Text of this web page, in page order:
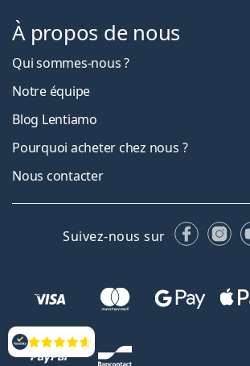
Évaluation
À propos de nous
Qui sommes-nous ?
Notre équipe
Blog Lentiamo
Pourquoi acheter chez nous ?
Nous contacter
Suivez-nous sur